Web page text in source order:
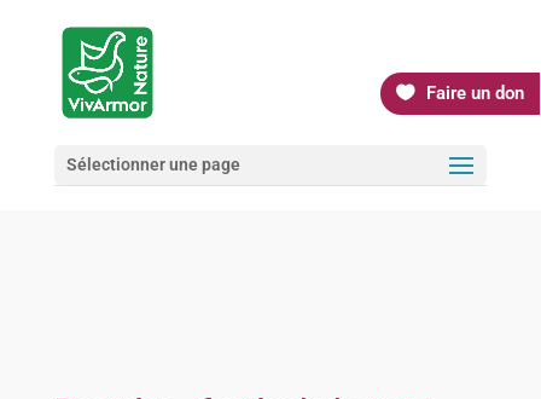
Faire un don
Sélectionner une page